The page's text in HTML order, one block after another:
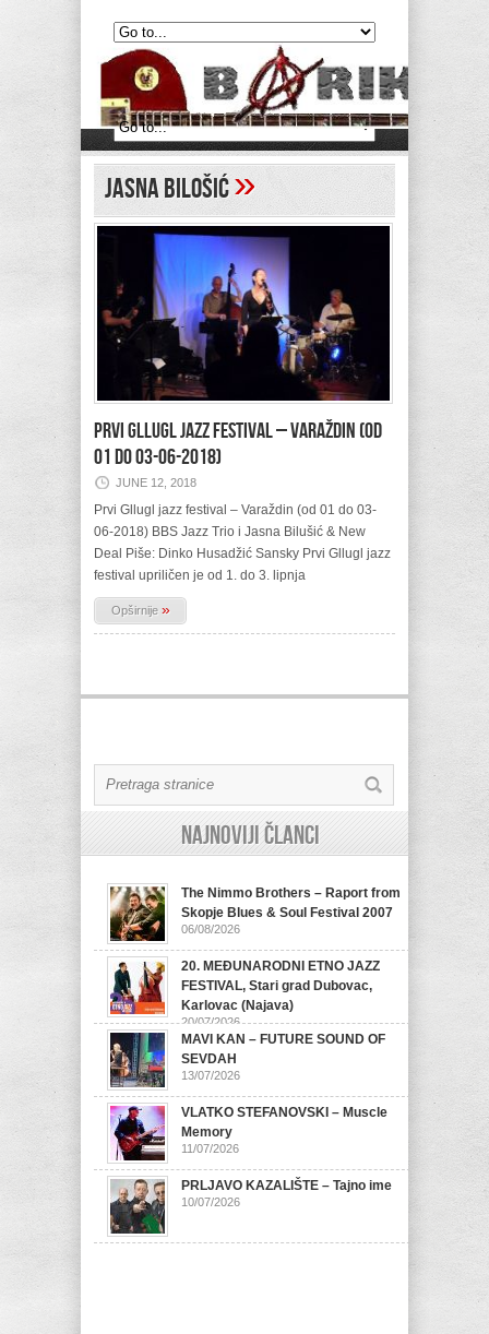
Jasna Bilošić»
Prvi Gllugl jazz festival – Varaždin (od
01 do 03-06-2018)
JUNE 12, 2018
Prvi Gllugl jazz festival – Varaždin (od 01 do 03-
06-2018) BBS Jazz Trio i Jasna Bilušić & New
Deal Piše: Dinko Husadžić Sansky Prvi Gllugl jazz
festival upriličen je od 1. do 3. lipnja
Opširnije »
Najnoviji članci
The Nimmo Brothers – Raport from
Skopje Blues & Soul Festival 2007
06/08/2026
20. MEĐUNARODNI ETNO JAZZ
FESTIVAL, Stari grad Dubovac,
Karlovac (Najava)
20/07/2026
MAVI KAN – FUTURE SOUND OF
SEVDAH
13/07/2026
VLATKO STEFANOVSKI – Muscle
Memory
11/07/2026
PRLJAVO KAZALIŠTE – Tajno ime
10/07/2026